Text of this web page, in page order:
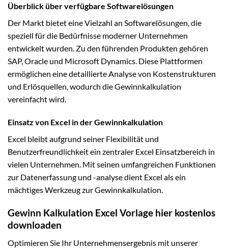
Überblick über verfügbare Softwarelösungen
Der Markt bietet eine Vielzahl an Softwarelösungen, die
speziell für die Bedürfnisse moderner Unternehmen
entwickelt wurden. Zu den führenden Produkten gehören
SAP, Oracle und Microsoft Dynamics. Diese Plattformen
ermöglichen eine detaillierte Analyse von Kostenstrukturen
und Erlösquellen, wodurch die Gewinnkalkulation
vereinfacht wird.
Einsatz von Excel in der Gewinnkalkulation
Excel bleibt aufgrund seiner Flexibilität und
Benutzerfreundlichkeit ein zentraler Excel Einsatzbereich in
vielen Unternehmen. Mit seinen umfangreichen Funktionen
zur Datenerfassung und -analyse dient Excel als ein
mächtiges Werkzeug zur Gewinnkalkulation.
Gewinn Kalkulation Excel Vorlage hier kostenlos
downloaden
Optimieren Sie Ihr Unternehmensergebnis mit unserer